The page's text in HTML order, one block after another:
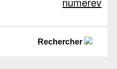
Rechercher